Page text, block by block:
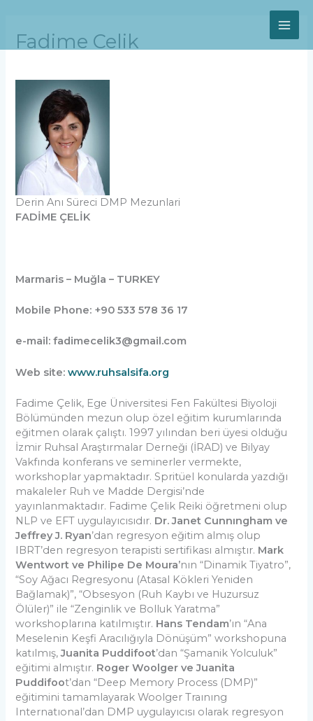
contentFadime Celik
Derin Anı Süreci DMP Mezunlari
FADİME ÇELİK
Marmaris – Muğla – TURKEY
Mobile Phone: +90 533 578 36 17
e-mail:fadimecelik3@gmail.com
Web site:www.ruhsalsifa.org
Fadime Çelik, Ege Üniversitesi Fen Fakültesi Biyoloji
Bölümünden mezun olup özel eğitim kurumlarında
eğitmen olarak çalıştı. 1997 yılından beri üyesi olduğu
İzmir Ruhsal Araştırmalar Derneği (İRAD) ve Bilyay
Vakfında konferans ve seminerler vermekte,
workshoplar yapmaktadır. Spritüel konularda yazdığı
makaleler Ruh ve Madde Dergisi’nde
yayınlanmaktadır. Fadime Çelik Reiki öğretmeni olup
NLP ve EFT uygulayıcısıdır. Dr. Janet Cunnıngham ve
Jeffrey J. Ryan’dan regresyon eğitim almış olup
IBRT’den regresyon terapisti sertifikası almıştır. Mark
Wentwort ve Philipe De Moura’nın “Dinamik Tiyatro”,
“Soy Ağacı Regresyonu (Atasal Kökleri Yeniden
Bağlamak)”, “Obsesyon (Ruh Kaybı ve Huzursuz
Ölüler)” ile “Zenginlik ve Bolluk Yaratma”
workshoplarına katılmıştır. Hans Tendam’ın “Ana
Meselenin Keşfi Aracılığıyla Dönüşüm” workshopuna
katılmış,Juanita Puddifoot’dan “Şamanik Yolculuk”
eğitimi almıştır. Roger Woolger ve Juanita
Puddifoot’dan “Deep Memory Process (DMP)”
eğitimini tamamlayarak Woolger Traınıng
Internatıonal’dan DMP uygulayıcısı olarak regresyon